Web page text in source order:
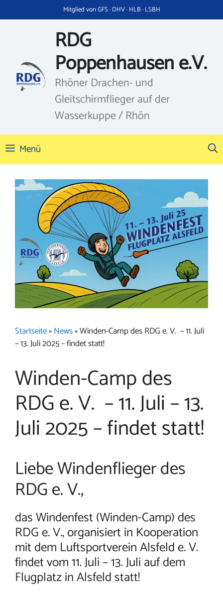
Inhalt
Mitglied von GFS · DHV · HLB · LSBH
RDG
Poppenhausen e.V.
Rhöner Drachen- und
Gleitschirmflieger auf der
Wasserkuppe / Rhön
Menü
Startseite»News»Winden-Camp des RDG e. V. – 11. Juli
– 13. Juli 2025 – findet statt!
Winden-Camp des
RDG e. V. – 11. Juli – 13.
Juli 2025 – findet statt!
Liebe Windenflieger des
RDG e. V.,
das Windenfest (Winden-Camp) des
RDG e. V., organisiert in Kooperation
mit dem Luftsportverein Alsfeld e. V.
findet vom 11. Juli – 13. Juli auf dem
Flugplatz in Alsfeld statt!